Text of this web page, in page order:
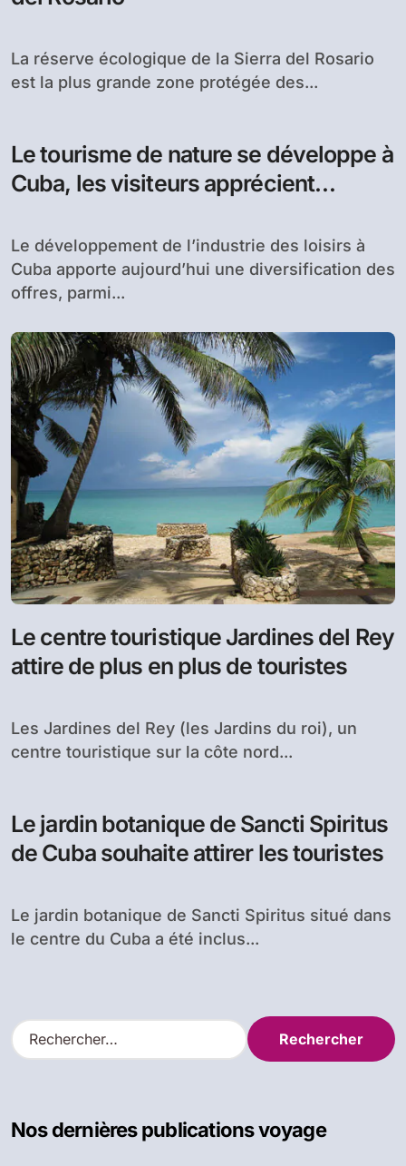
La réserve écologique de la Sierra del Rosario
est la plus grande zone protégée des...
Le tourisme de nature se développe à
Cuba, les visiteurs apprécient
Le développement de l’industrie des loisirs à
Cuba apporte aujourd’hui une diversification des
offres, parmi...
Le centre touristique Jardines del Rey
attire de plus en plus de touristes
Les Jardines del Rey (les Jardins du roi), un
centre touristique sur la côte nord...
Le jardin botanique de Sancti Spiritus
de Cuba souhaite attirer les touristes
Le jardin botanique de Sancti Spiritus situé dans
le centre du Cuba a été inclus...
R
e
rNos dernières publications voyage